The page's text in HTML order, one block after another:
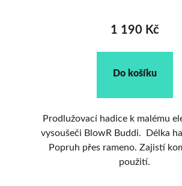
1 190 Kč
Do košíku
Prodlužovací hadice k malému
vysoušeči BlowR Buddi. Délka
Popruh přes rameno. Zajistí
použití.